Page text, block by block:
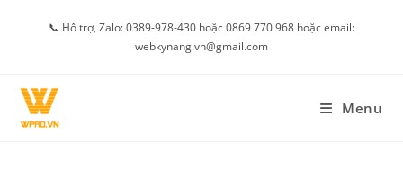
📞 Hỗ trợ, Zalo: 0389-978-430 hoặc 0869 770 968 hoặc email:
webkynang.vn@gmail.com
Menu